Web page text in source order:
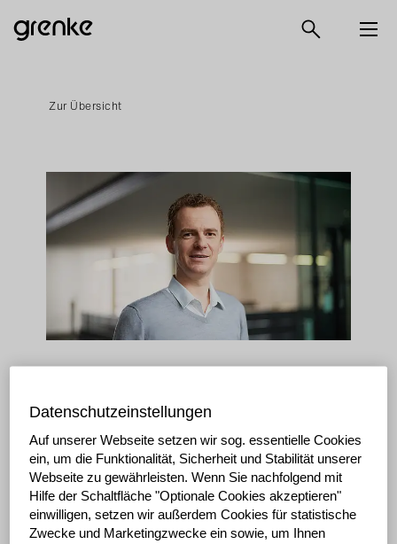
Zur Übersicht
Video: Dr. Sebastian Hirsch
spricht auf dem SdK Anleger
Forum
Datenschutzeinstellungen
Auf unserer Webseite setzen wir sog. essentielle Cookies
ein, um die Funktionalität, Sicherheit und Stabilität unserer
Webseite zu gewährleisten.Wenn Sie nachfolgend mit
Hilfe der Schaltfläche "Optionale Cookies akzeptieren"
einwilligen, setzen wir außerdem Cookies für statistische
Zwecke und Marketingzwecke ein sowie, um Ihnen